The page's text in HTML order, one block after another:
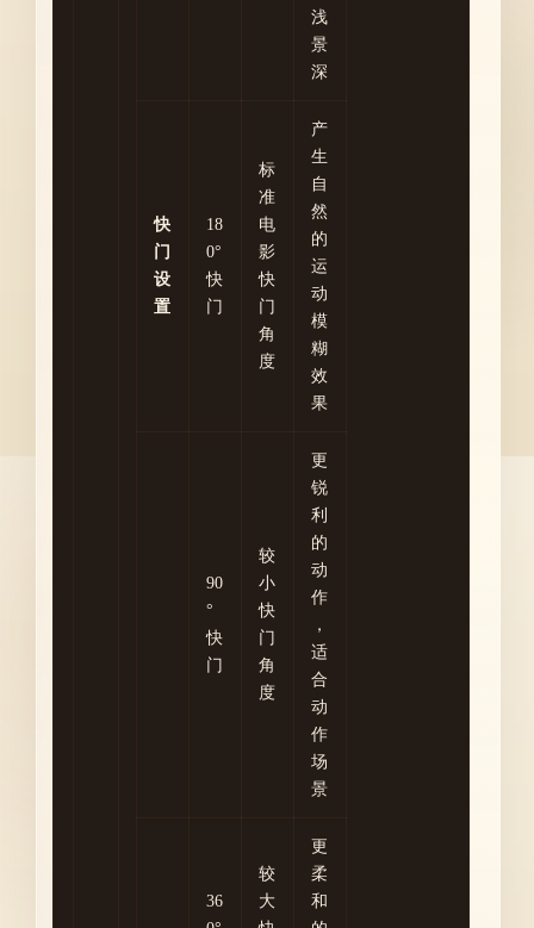
浅
景
深
快
门
设
置
18
0°
快
门
标
准
电
影
快
门
角
度
产
生
自
然
的
运
动
模
糊
效
果
90
°
快
门
较
小
快
门
角
度
更
锐
利
的
动
作
，
适
合
动
作
场
景
36
较
大
更
柔
和